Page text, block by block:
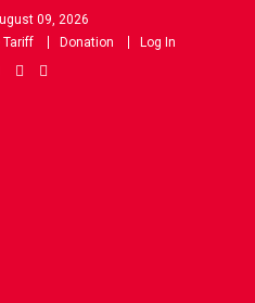
09, 2026
Tariff Donation Log In